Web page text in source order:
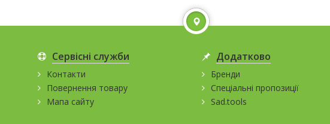
Сервісні служби
Контакти
Повернення товару
Мапа сайту
Додатково
Бренди
Спеціальні пропозиції
Sad.tools